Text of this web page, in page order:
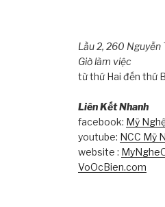
Lầu 2, 260 Nguyễn
Giờ làm việc
từ thứ Hai đến thứ
Liên Kết Nhanh
facebook: Mỹ
youtube: NCC Mỹ
website :
VoOcBien.com